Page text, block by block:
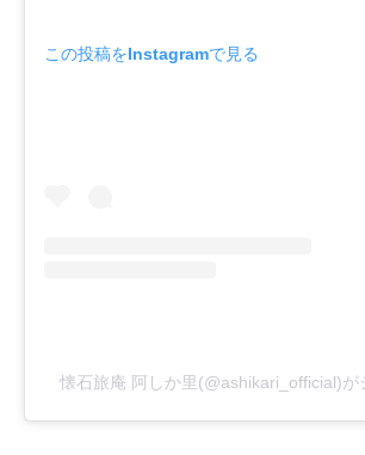
この投稿をInstagramで見る
懐石旅庵 阿しか里(@ashikari_official)が